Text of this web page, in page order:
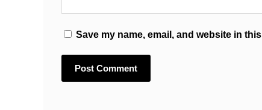
Save my name, email, and website in